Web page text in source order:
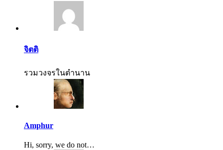
จิตติ
รวมวงจรในตำนาน
Amphur
Hi, sorry, we do not…